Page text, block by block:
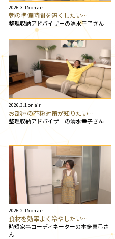
2026.3.15 on air
朝の準備時間を短くしたい…
整理収納アドバイザーの清水幸子さん
2026.3.1 on air
お部屋の花粉対策が知りたい…
整理収納アドバイザーの清水幸子さん
2026.2.15 on air
食材を効率よく冷やしたい…
時短家事コーディネーターの本多真弓さ
ん